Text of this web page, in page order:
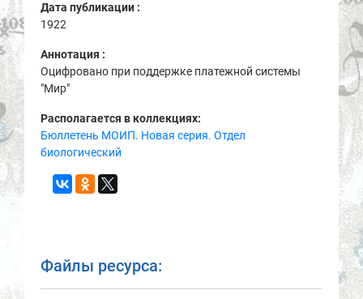
Дата публикации :
1922
Аннотация :
Оцифровано при поддержке платежной системы
"Мир"
Располагается в коллекциях:
Бюллетень МОИП. Новая серия. Отдел
биологический
Файлы ресурса: